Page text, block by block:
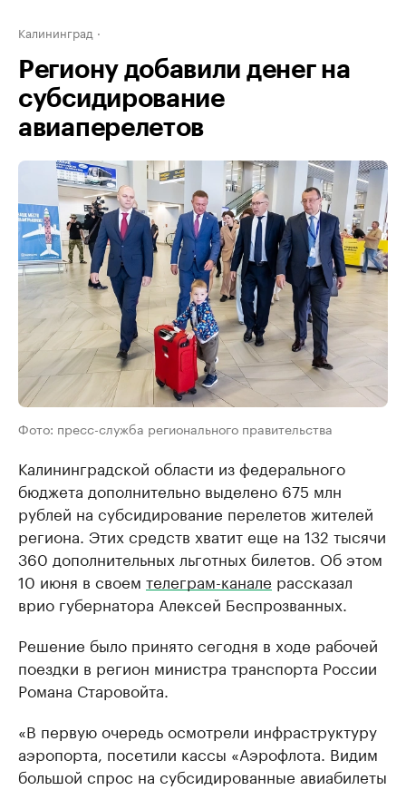
Калининград
Региону добавили денег на
субсидирование
авиаперелетов
Фото: пресс-служба регионального правительства
Калининградской области из федерального
бюджета дополнительно выделено 675 млн
рублей на субсидирование перелетов жителей
региона. Этих средств хватит еще на 132 тысячи
360 дополнительных льготных билетов. Об этом
10 июня в своем телеграм-канале рассказал
врио губернатора Алексей Беспрозванных.
Решение было принято сегодня в ходе рабочей
поездки в регион министра транспорта России
Романа Старовойта.
«В первую очередь осмотрели инфраструктуру
аэропорта, посетили кассы «Аэрофлота. Видим
большой спрос на субсидированные авиабилеты